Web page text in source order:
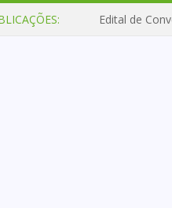
Edital de